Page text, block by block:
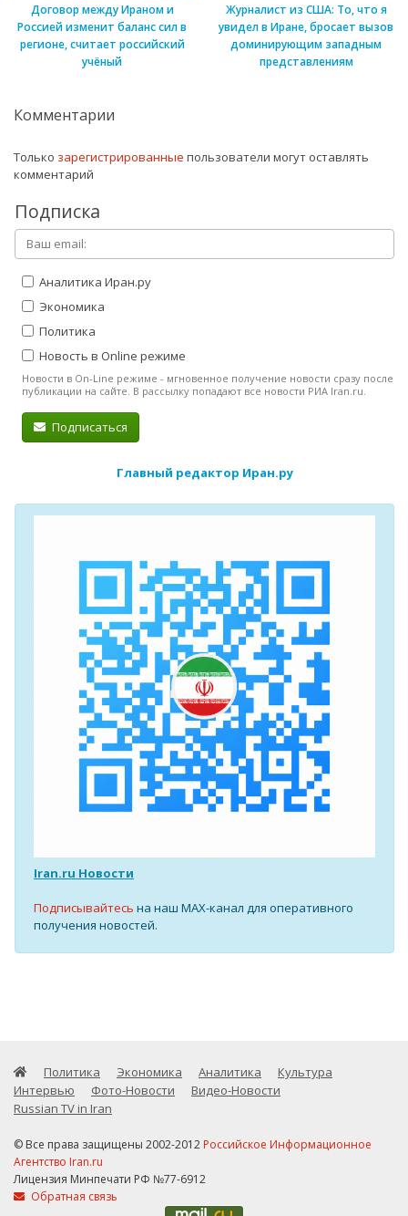
Договор между Ираном и
Россией изменит баланс сил в
регионе, считает российский
учёный
Журналист из США: То, что я
увидел в Иране, бросает вызов
доминирующим западным
представлениям
Комментарии
Только зарегистрированные пользователи могут оставлять
комментарий
Подписка
Аналитика Иран.ру
Экономика
Политика
Новость в Online режиме
Новости в On-Line режиме - мгновенное получение новости сразу после
публикации на сайте. В рассылку попадают все новости РИА Iran.ru.
Подписаться
Главный редактор Иран.ру
Iran.ru Новости
Подписывайтесь на наш MAX-канал для оперативного
получения новостей.
Политика Экономика Аналитика
Культура
Интервью
Фото-Новости
Видео-Новости
Russian TV in Iran
© Все права защищены 2002-2012 Российское Информационное
Агентство Iran.ru
Лицензия Минпечати РФ №77-6912
Обратная связь